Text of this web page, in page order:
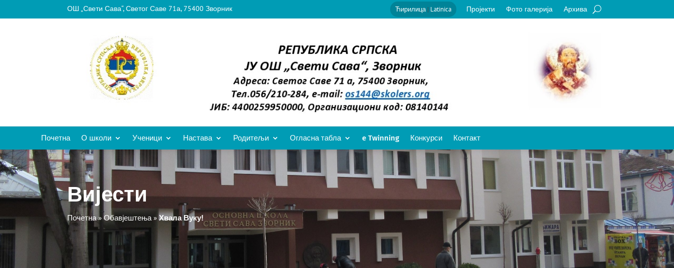
ОШ „Свети Сава“, Светог Саве 71а, 75400 Зворник Пројекти Фото галерија Архива
Ћирилица| Latinica
Почетна О школи Ученици Настава Родитељи Огласна табла e Twinning Конкурси Контакт
Вијести
Почетна»Обавјештења»Хвала Вуку!